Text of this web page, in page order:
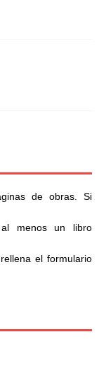
de obras. Si
menos un libro
el formulario